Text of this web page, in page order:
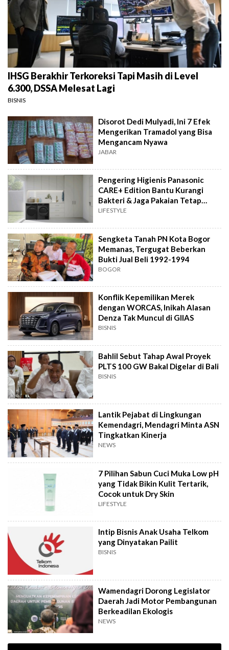
IHSG Berakhir Terkoreksi Tapi Masih di Level
6.300, DSSA Melesat Lagi
BISNIS
Disorot Dedi Mulyadi, Ini 7 Efek
Mengerikan Tramadol yang Bisa
Mengancam Nyawa
JABAR
Pengering Higienis Panasonic
CARE+ Edition Bantu Kurangi
Bakteri & Jaga Pakaian Tetap
Bersih
LIFESTYLE
Sengketa Tanah PN Kota Bogor
Memanas, Tergugat Beberkan
Bukti Jual Beli 1992-1994
BOGOR
Konflik Kepemilikan Merek
dengan WORCAS, Inikah Alasan
Denza Tak Muncul di GIIAS
BISNIS
Bahlil Sebut Tahap Awal Proyek
PLTS 100 GW Bakal Digelar di Bali
BISNIS
Lantik Pejabat di Lingkungan
Kemendagri, Mendagri Minta ASN
Tingkatkan Kinerja
NEWS
7 Pilihan Sabun Cuci Muka Low pH
yang Tidak Bikin Kulit Tertarik,
Cocok untuk Dry Skin
LIFESTYLE
Intip Bisnis Anak Usaha Telkom
yang Dinyatakan Pailit
BISNIS
Wamendagri Dorong Legislator
Daerah Jadi Motor Pembangunan
Berkeadilan Ekologis
NEWS